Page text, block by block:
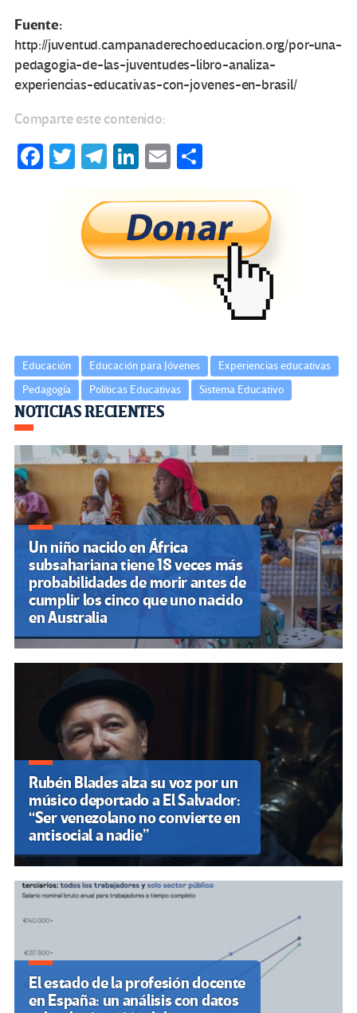
Fuente:
http://juventud.campanaderechoeducacion.org/por-una-
pedagogia-de-las-juventudes-libro-analiza-
experiencias-educativas-con-jovenes-en-brasil/
Comparte este contenido:
Fa T
tt
er
Te
gr
a
m
Li
ke
dI
n
E
ail m
p
ar
tir
Educación Educación para Jóvenes
Experiencias educativas
Pedagogía
Políticas Educativas Sistema Educativo
Navegación
de
entradas
NOTICIAS RECIENTES
Un niño nacido en África
subsahariana tiene 18 veces más
probabilidades de morir antes de
cumplir los cinco que uno nacido
en Australia
Rubén Blades alza su voz por un
músico deportado a El Salvador:
“Ser venezolano no convierte en
antisocial a nadie”
El estado de la profesión docente
en España: un análisis con datos